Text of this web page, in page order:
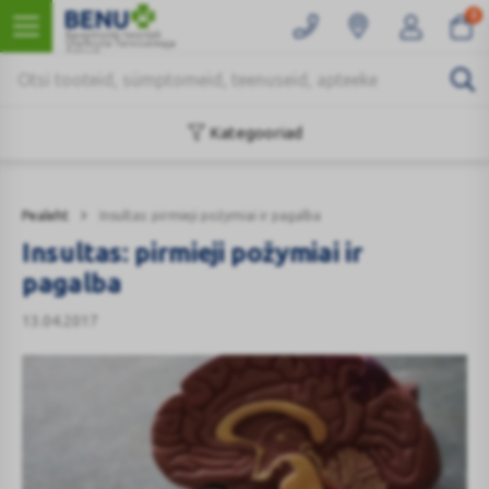
0
Pealeht Insultas: pirmieji požymiai ir pagalba
Kategooriad
Insultas: pirmieji požymiai ir
pagalba
13.04.2017